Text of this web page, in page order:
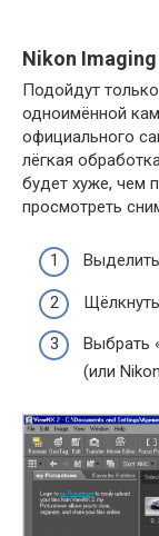
Nikon
Подойдут
одноимённой
официального
лёгкая
будет хуже, чем
просмотреть
Выбрать
(или